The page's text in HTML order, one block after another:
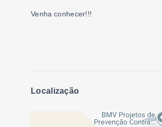
Venha conhecer!!!
Localização